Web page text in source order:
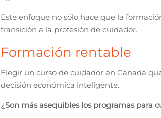
Este enfoque no sólo hace que la
transición a la profesión de cuidador.
Formación rentable
Elegir un curso de cuidador en Canadá
decisión económica inteligente.
¿Son más asequibles los programas para